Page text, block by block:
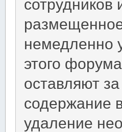
сотрудников
немедленно
этого
оставляют
содержание
удаление